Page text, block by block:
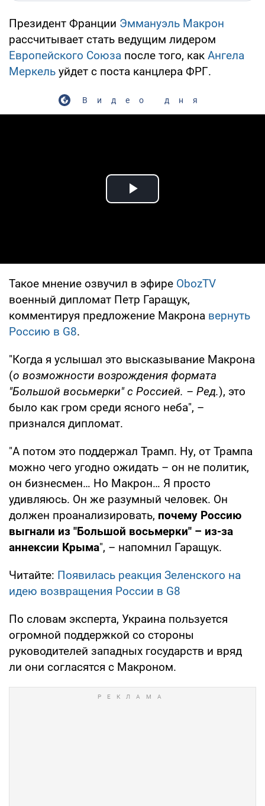
Президент Франции Эммануэль Макрон
рассчитывает стать ведущим лидером
Европейского Союза после того, как Ангела
Меркель уйдет с поста канцлера ФРГ.
Видео дня
Play Video
Такое мнение озвучил в эфире ObozTV
военный дипломат Петр Гаращук,
комментируя предложение Макрона вернуть
Россию в G8.
"Когда я услышал это высказывание Макрона
(о возможности возрождения формата
"Большой восьмерки" с Россией. – Ред.), это
было как гром среди ясного неба", –
признался дипломат.
"А потом это поддержал Трамп. Ну, от Трампа
можно чего угодно ожидать – он не политик,
он бизнесмен… Но Макрон… Я просто
удивляюсь. Он же разумный человек. Он
должен проанализировать, почему Россию
выгнали из "Большой восьмерки" – из-за
аннексии Крыма", – напомнил Гаращук.
Читайте: Появилась реакция Зеленского на
идею возвращения России в G8
По словам эксперта, Украина пользуется
огромной поддержкой со стороны
руководителей западных государств и вряд
ли они согласятся с Макроном.